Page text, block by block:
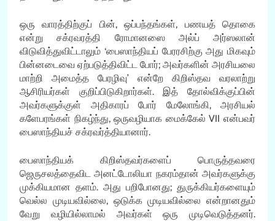
ஒரு வாரத்திற்குப் பின், ஒப்பந்தங்கள், பணயத் தொகை
என்று சக்ரவரத்தி ரோமானஸை அல்ப் அர்ஸலான்
விடுவித்துவிட்டாலும் ‘பைஸாந்தியப் பேரரசிற்கு அது மிகவும்
பின்னடைவை ஏற்படுத்திவிட்ட போர்; அவர்களின் அரசியலை
மாற்றி அமைத்த பேரழிவு’ என்றே கிறிஸ்தவ வரலாற்று
ஆசிரியர்கள் குறிப்பிடுகிறார்கள். இத் தோல்விக்குப்பின்
அவர்களுக்குள் அதிகாரப் போர் மேலோங்கி, அரசியல்
களேபரங்கள் நிகழ்ந்து, ஒருவழியாக மைக்கேல் VII என்பவர்
பைஸாந்தியச் சக்ரவர்த்தியானார்.
பைஸாந்தியக் கிறிஸ்தவர்களைப் பொருத்தவரை
ஜெருசலத்தைவிட அனட்டோலியா நகரம்தான் அவர்களுக்கு
முக்கியமான தளம். அது பறிபோனது; துருக்கியர்களையும்
வெல்ல முடியவில்லை, ஒடுக்க முடியவில்லை என்றானதும்
வேறு வழியில்லாமல் அவர்கள் ஒரு முடிவெடுத்தனர்.